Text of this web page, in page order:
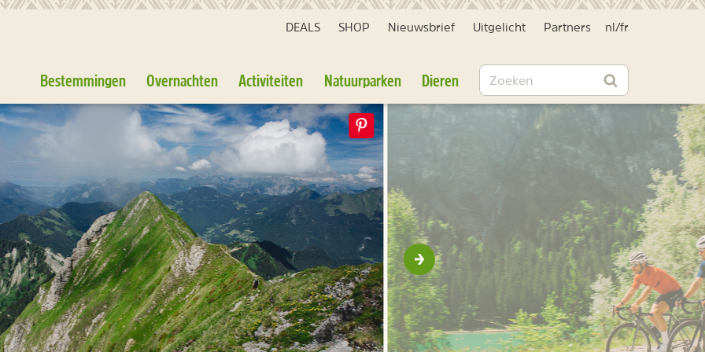
DEALS SHOP Nieuwsbrief Uitgelicht Partners nl /fr
Bestemmingen Overnachten Activiteiten Natuurparken Dieren Zoeken
Zoeken
Volgende